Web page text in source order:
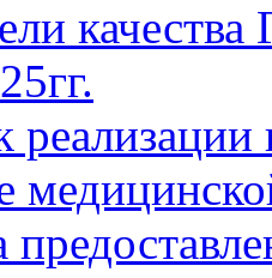
реализации